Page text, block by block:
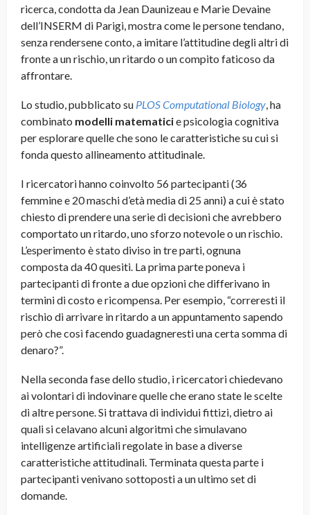
ricerca, condotta da Jean Daunizeau e Marie Devaine
dell’INSERM di Parigi, mostra come le persone tendano,
senza rendersene conto, a imitare l’attitudine degli altri di
fronte a un rischio, un ritardo o un compito faticoso da
affrontare.
Lo studio, pubblicato su PLOS Computational Biology , ha
combinato modelli matematicie psicologia cognitiva
per esplorare quelle che sono le caratteristiche su cui si
fonda questo allineamento attitudinale.
I ricercatori hanno coinvolto 56 partecipanti (36
femmine e 20 maschi d’età media di 25 anni) a cui è stato
chiesto di prendere una serie di decisioni che avrebbero
comportato un ritardo, uno sforzo notevole o un rischio.
L’esperimento è stato diviso in tre parti, ognuna
composta da 40 quesiti. La prima parte poneva i
partecipanti di fronte a due opzioni che differivano in
termini di costo e ricompensa. Per esempio, “correresti il
rischio di arrivare in ritardo a un appuntamento sapendo
però che così facendo guadagneresti una certa somma di
denaro?”.
Nella seconda fase dello studio, i ricercatori chiedevano
ai volontari di indovinare quelle che erano state le scelte
di altre persone. Si trattava di individui fittizi, dietro ai
quali si celavano alcuni algoritmi che simulavano
intelligenze artificiali regolate in base a diverse
caratteristiche attitudinali. Terminata questa parte i
partecipanti venivano sottoposti a un ultimo set di
domande.